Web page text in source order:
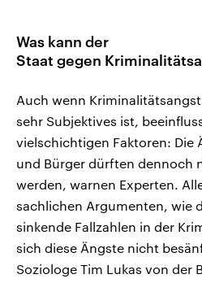
Was kann der
Staat gegen
Auch wenn
sehr Subjektives ist,
vielschichtigen Faktoren: Die
und Bürger dürften dennoch
werden, warnen Experten.
sachlichen Argumenten, wie
sinkende Fallzahlen in der
sich diese Ängste nicht
Soziologe Tim Lukas von der